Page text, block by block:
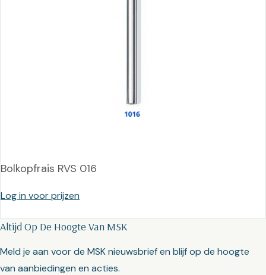
Bolkopfrais RVS 016
Log in voor prijzen
Altijd Op De Hoogte Van MSK
Meld je aan voor de MSK nieuwsbrief en blijf op de hoogte
van aanbiedingen en acties.